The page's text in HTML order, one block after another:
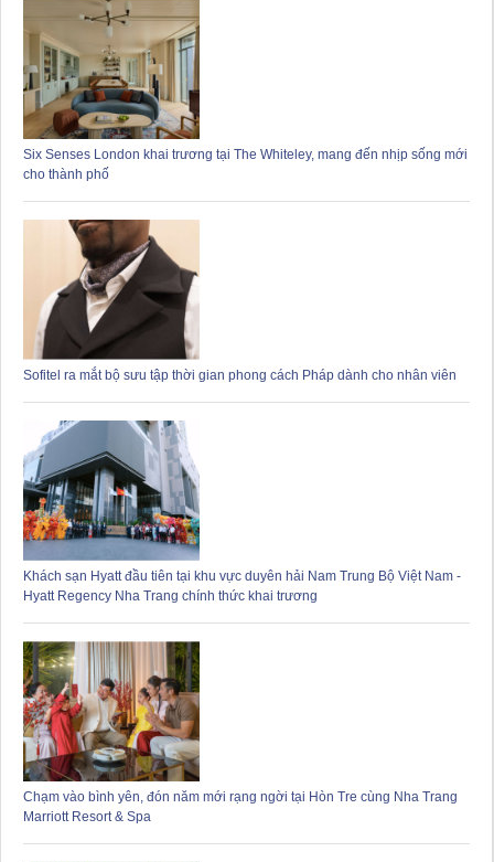
Six Senses London khai trương tại The Whiteley, mang đến nhịp sống mới
cho thành phố
Sofitel ra mắt bộ sưu tập thời gian phong cách Pháp dành cho nhân viên
Khách sạn Hyatt đầu tiên tại khu vực duyên hải Nam Trung Bộ Việt Nam -
Hyatt Regency Nha Trang chính thức khai trương
Chạm vào bình yên, đón năm mới rạng ngời tại Hòn Tre cùng Nha Trang
Marriott Resort & Spa